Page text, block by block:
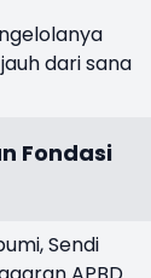
dari sana
Fondasi
Sendi